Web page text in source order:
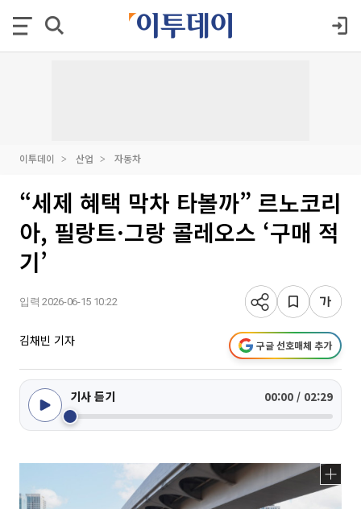
이투데이 산업 자동차
“세제 혜택 막차 타볼까” 르노코리
아, 필랑트·그랑 콜레오스 ‘구매 적
기’
입력 2026-06-15 10:22
김채빈 기자 구글 선호매체 추가
기사 듣기 00:00 / 02:29